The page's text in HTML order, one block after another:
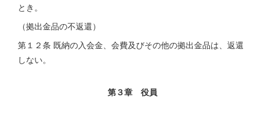
とき。
（拠出金品の不返還）
第１２条 既納の入会金、会費及びその他の拠出金品は、返還
しない。
第３章 役員